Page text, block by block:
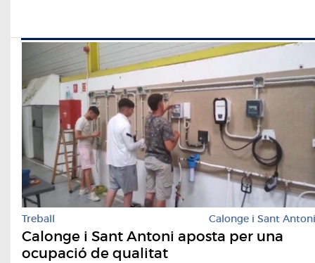
Treball Calonge i Sant Antoni
Calonge i Sant Antoni aposta per una
ocupació de qualitat